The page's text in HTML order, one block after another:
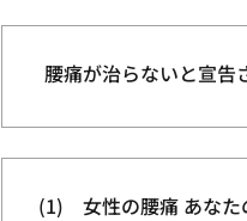
腰痛が治らないと宣告
(1) 女性の腰痛 あなた